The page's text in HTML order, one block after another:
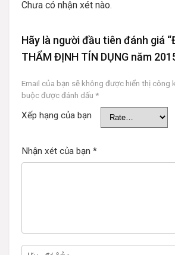
Chưa có nhận xét nào.
Hãy là người đầu tiên đánh giá
THẨM ĐỊNH TÍN DỤNG năm
Email của bạn sẽ không được hiển thị công
buộc được đánh dấu *
Xếp hạng của bạn
Nhận xét của bạn *